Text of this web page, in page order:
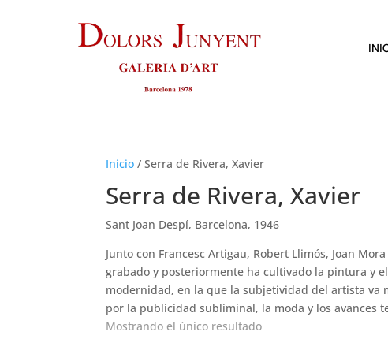
Inicio /Serra de Rivera, Xavier
Serra de Rivera, Xavier
Sant Joan Despí, Barcelona, 1946
Junto con Francesc Artigau, Robert Llimós, Joan
grabado y posteriormente ha cultivado la pintura y
modernidad, en la que la subjetividad del artista va
por la publicidad subliminal, la moda y los avances
Mostrando el único resultado